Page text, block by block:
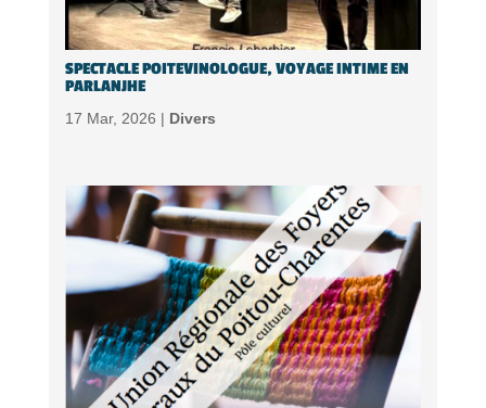
SPECTACLE POITEVINOLOGUE, VOYAGE INTIME EN
PARLANJHE
17 Mar, 2026 | Divers